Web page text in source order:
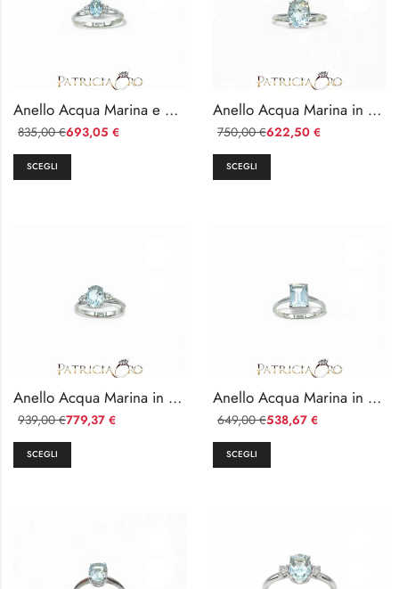
Anello Acqua Marina e Diamanti Oro Bianco 750 Davite&Delucchi
693,05 €
835,00€
SCEGLI
Anello Acqua Marina in Oro Bianco 18k Davite & Delucchi
622,50 €
750,00€
SCEGLI
Anello Acqua Marina in Oro Bianco 18kt con Diamante Davite & Delucchi
779,37 €
939,00€
SCEGLI
Anello Acqua Marina in Oro Bianco 750 Davite & Delucchi
538,67 €
649,00€
SCEGLI